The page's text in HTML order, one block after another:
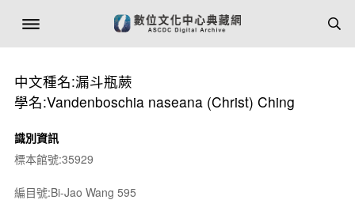
中文種名:漏斗瓶蕨
學名:Vandenboschia naseana (Christ) Ching
識別資訊
標本館號:35929
編目號:Bi-Jao Wang 595